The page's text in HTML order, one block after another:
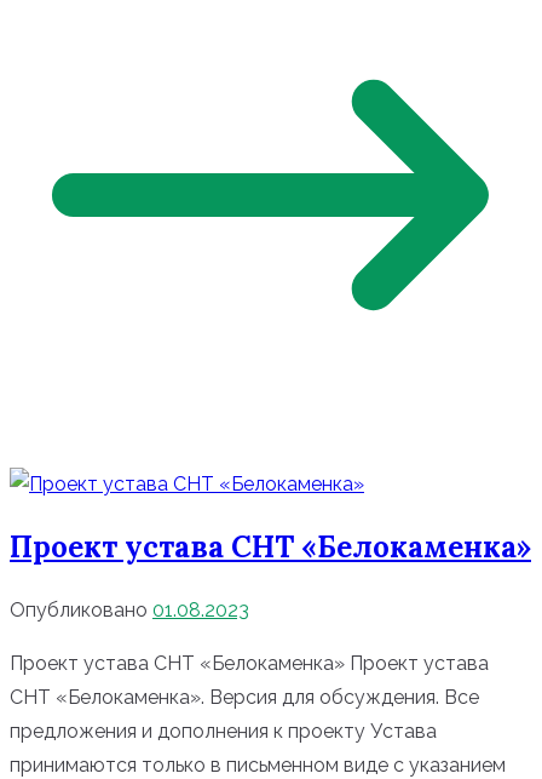
Проект устава СНТ «Белокаменка»
Опубликовано 01.08.2023
Проект устава СНТ «Белокаменка» Проект устава
СНТ «Белокаменка». Версия для обсуждения. Все
предложения и дополнения к проекту Устава
принимаются только в письменном виде с указанием